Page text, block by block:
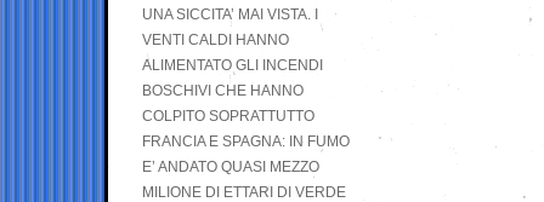
UNA SICCITA’ MAI VISTA. I
VENTI CALDI HANNO
ALIMENTATO GLI INCENDI
BOSCHIVI CHE HANNO
COLPITO SOPRATTUTTO
FRANCIA E SPAGNA: IN FUMO
E’ ANDATO QUASI MEZZO
MILIONE DI ETTARI DI VERDE